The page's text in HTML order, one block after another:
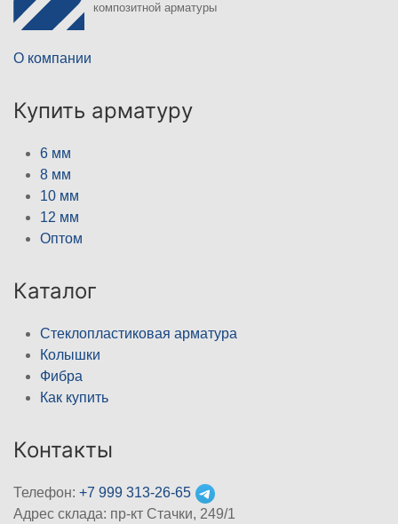
композитной арматуры
О компании
Купить арматуру
6 мм
8 мм
10 мм
12 мм
Оптом
Каталог
Стеклопластиковая арматура
Колышки
Фибра
Как купить
Контакты
Телефон: +7 999 313-26-65
Адрес склада: пр-кт Стачки, 249/1